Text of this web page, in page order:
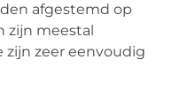
afgestemd op
zijn meestal
zijn zeer eenvoudig